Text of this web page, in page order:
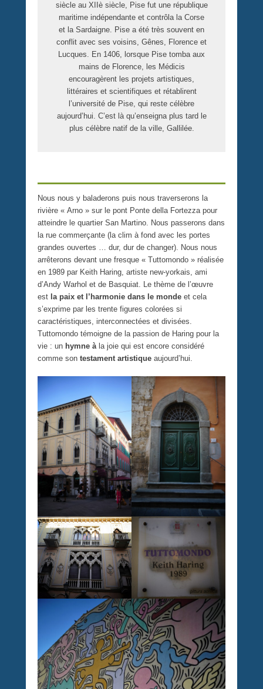
siècle au XIIè siècle, Pise fut une république
maritime indépendante et contrôla la Corse
et la Sardaigne. Pise a été très souvent en
conflit avec ses voisins, Gênes, Florence et
Lucques. En 1406, lorsque Pise tomba aux
mains de Florence, les Médicis
encouragèrent les projets artistiques,
littéraires et scientifiques et rétablirent
l’université de Pise, qui reste célèbre
aujourd’hui. C’est là qu’enseigna plus tard le
plus célèbre natif de la ville, Gallilée.
Nous nous y baladerons puis nous traverserons la
rivière « Arno » sur le pont Ponte della Fortezza pour
atteindre le quartier San Martino. Nous passerons dans
la rue commerçante (la clim à fond avec les portes
grandes ouvertes … dur, dur de changer). Nous nous
arrêterons devant une fresque « Tuttomondo » réalisée
en 1989 par Keith Haring, artiste new-yorkais, ami
d’Andy Warhol et de Basquiat. Le thème de l’œuvre
est la paix et l’harmonie dans le monde et cela
s’exprime par les trente figures colorées si
caractéristiques, interconnectées et divisées.
Tuttomondo témoigne de la passion de Haring pour la
vie : un hymne àla joie qui est encore considéré
comme son testament artistique aujourd’hui.